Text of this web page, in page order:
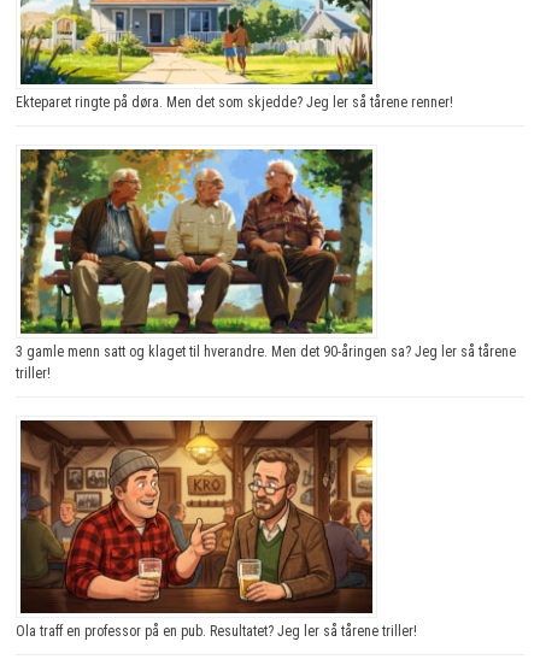
Ekteparet ringte på døra. Men det som skjedde? Jeg ler så tårene renner!
3 gamle menn satt og klaget til hverandre. Men det 90-åringen sa? Jeg ler så tårene
triller!
Ola traff en professor på en pub. Resultatet? Jeg ler så tårene triller!